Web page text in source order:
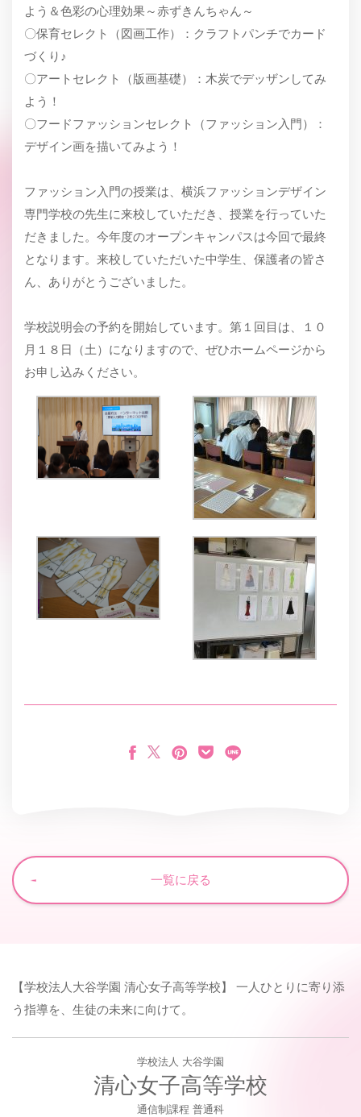
よう＆色彩の心理効果～赤ずきんちゃん～
〇保育セレクト（図画工作）：クラフトパンチでカード
づくり♪
〇アートセレクト（版画基礎）：木炭でデッザンしてみ
よう！
〇フードファッションセレクト（ファッション入門）：
デザイン画を描いてみよう！
ファッション入門の授業は、横浜ファッションデザイン
専門学校の先生に来校していただき、授業を行っていた
だきました。今年度のオープンキャンパスは今回で最終
となります。来校していただいた中学生、保護者の皆さ
ん、ありがとうございました。
学校説明会の予約を開始しています。第１回目は、１０
月１８日（土）になりますので、ぜひホームページから
お申し込みください。
一覧に戻る
【学校法人大谷学園 清心女子高等学校】 一人ひとりに寄り添
う指導を、生徒の未来に向けて。
学校法人 大谷学園
清心女子高等学校
通信制課程 普通科